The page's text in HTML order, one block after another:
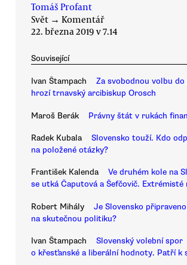
Tomáš Profant
Svět → Komentář
22. března 2019 v 7.14
Související
Ivan Štampach
Za svobodnou volbu do
hrozí trnavský arcibiskup Orosch
Maroš Berák Právny štát v rukách
Radek Kubala
Slovensko touží. Kdo
na položené otázky?
František Kalenda
Ve druhém kole na
se utká Čaputová a Šefčovič. Extrémisté
Robert Mihály
Je Slovensko připraveno
na skutečnou politiku?
Ivan Štampach
Slovenský volební spor
o křesťanské a liberální hodnoty. Patří k